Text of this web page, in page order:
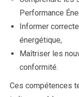
Performance
Informer
énergétique,
Maîtriser les
conformité.
Ces compétences